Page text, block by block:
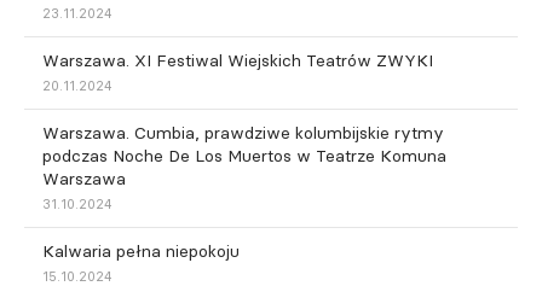
23.11.2024
Warszawa. XI Festiwal Wiejskich Teatrów ZWYKI
20.11.2024
Warszawa. Cumbia, prawdziwe kolumbijskie rytmy
podczas Noche De Los Muertos w Teatrze Komuna
Warszawa
31.10.2024
Kalwaria pełna niepokoju
15.10.2024